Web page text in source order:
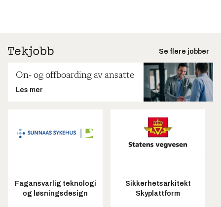
Se flere jobber
On- og offboarding av ansatte
Les mer
Fagansvarlig teknologi
og løsningsdesign
Sikkerhetsarkitekt
Skyplattform